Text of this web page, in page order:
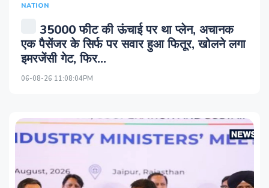
NATION
35000 फीट की ऊंचाई पर था प्‍लेन, अचानक
एक पैसेंजर के सिर्फ पर सवार हुआ फितूर, खोलने लगा
इमरजेंसी गेट, फिर...
06-08-26 11:08:04PM